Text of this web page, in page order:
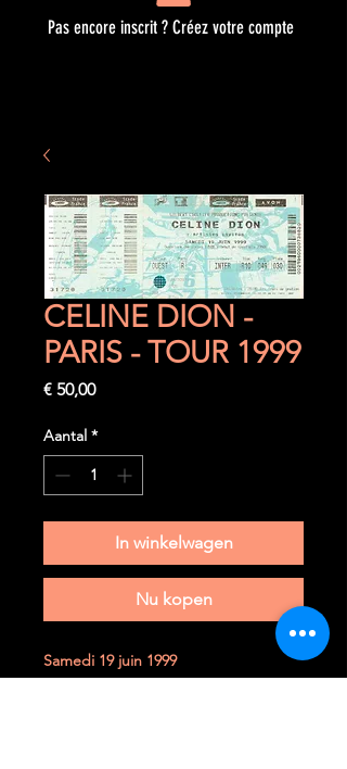
Pas encore inscrit ? Créez votre compte
CELINE DION -
PARIS - TOUR 1999
€ 50,00Prijs
Aantal *
In winkelwagen
Nu kopen
Samedi 19 juin 1999